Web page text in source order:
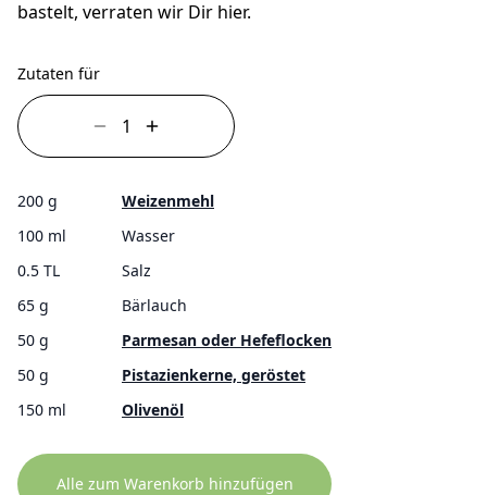
bastelt, verraten wir Dir hier.
Zutaten für
200 g
Weizenmehl
100 ml
Wasser
0.5 TL
Salz
65 g
Bärlauch
50 g
Parmesan oder Hefeflocken
50 g
Pistazienkerne, geröstet
150 ml
Olivenöl
Alle zum Warenkorb hinzufügen